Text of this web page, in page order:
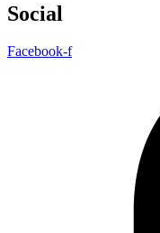
Social
Facebook-f